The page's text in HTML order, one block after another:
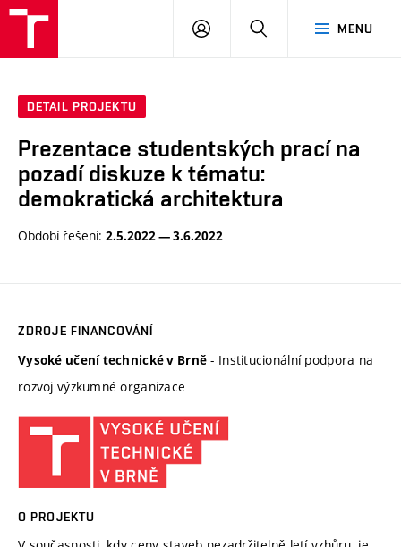
MENU
PŘIHLÁSIT
DETAIL PROJEKTU
Prezentace studentských prací na
pozadí diskuze k tématu:
demokratická architektura
Období řešení: 2.5.2022 — 3.6.2022
ZDROJE FINANCOVÁNÍ
Vysoké učení technické v Brně - Institucionální podpora na
rozvoj výzkumné organizace
O PROJEKTU